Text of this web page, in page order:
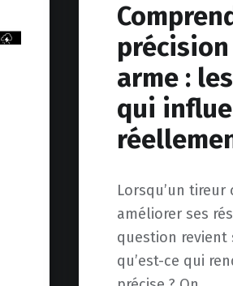
précision
arme :
qui
Lorsqu’un tireur
améliorer ses
question revient
qu’est-ce qui